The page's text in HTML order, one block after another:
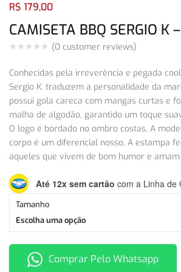
CAMISETA BBQ SERGIO K
(0 customer reviews)
R$ 179,00
Conhecidas pela irreverência e pegada
Sergio K. traduzem a personalidade da
possui gola careca com mangas curtas e
malha de algodão, garantido um toque
O logo é bordado no ombro costas. A
corpo é um diferencial nosso. A estampa
aqueles que vivem de bom humor e
Até 12x sem cartão com a Linha de
Tamanho
Escolha uma opção
Comprar Pelo Whatsapp